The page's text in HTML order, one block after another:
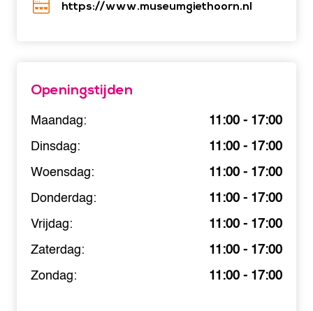
https://www.museumgiethoorn.nl
Openingstijden
Maandag:
11:00 - 17:00
Dinsdag:
11:00 - 17:00
Woensdag:
11:00 - 17:00
Donderdag:
11:00 - 17:00
Vrijdag:
11:00 - 17:00
Zaterdag:
11:00 - 17:00
Zondag:
11:00 - 17:00